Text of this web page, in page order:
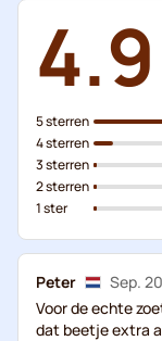
4.9
5 sterren
4 sterren
3 sterren
2 sterren
1 ster
Peter
Sep.
Voor de echte
dat beetje extra